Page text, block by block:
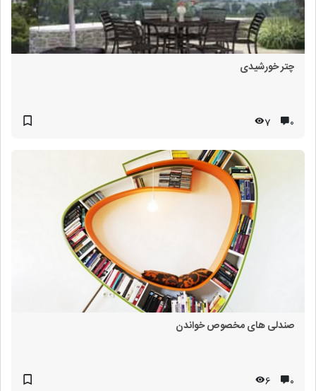
چتر خورشیدی
۰ 7
صندلی های مخصوص خواندن
۰ 6